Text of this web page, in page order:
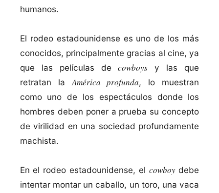
humanos.
El rodeo estadounidense es uno de los más
conocidos, principalmente gracias al cine, ya
que las pelí­culas decowboys y las que
retratan la América profunda, lo muestran
como uno de los espectáculos donde los
hombres deben poner a prueba su concepto
de virilidad en una sociedad profundamente
machista.
En el rodeo estadounidense, el cowboydebe
intentar montar un caballo, un toro, una vaca